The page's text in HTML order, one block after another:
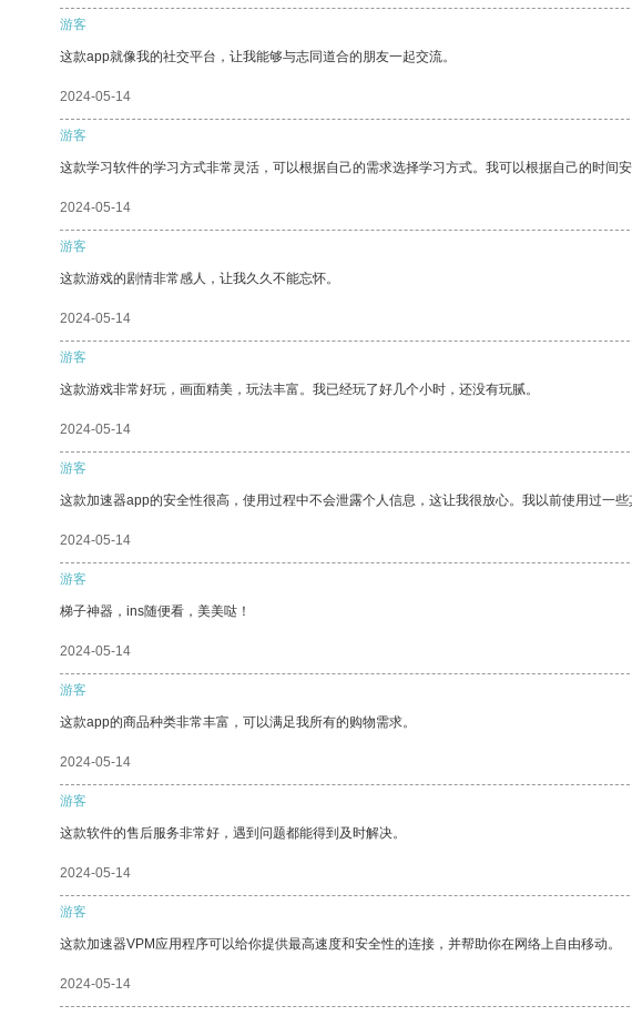
游客
这款app就像我的社交平台，让我能够与志同道合的朋友一起交流。
2024-05-14
游客
这款学习软件的学习方式非常灵活，可以根据自己的需求选择学习方式。我可以根据自己的时间安
2024-05-14
游客
这款游戏的剧情非常感人，让我久久不能忘怀。
2024-05-14
游客
这款游戏非常好玩，画面精美，玩法丰富。我已经玩了好几个小时，还没有玩腻。
2024-05-14
游客
这款加速器app的安全性很高，使用过程中不会泄露个人信息，这让我很放心。我以前使用过一
2024-05-14
游客
梯子神器，ins随便看，美美哒！
2024-05-14
游客
这款app的商品种类非常丰富，可以满足我所有的购物需求。
2024-05-14
游客
这款软件的售后服务非常好，遇到问题都能得到及时解决。
2024-05-14
游客
这款加速器VPM应用程序可以给你提供最高速度和安全性的连接，并帮助你在网络上自由移动。
2024-05-14